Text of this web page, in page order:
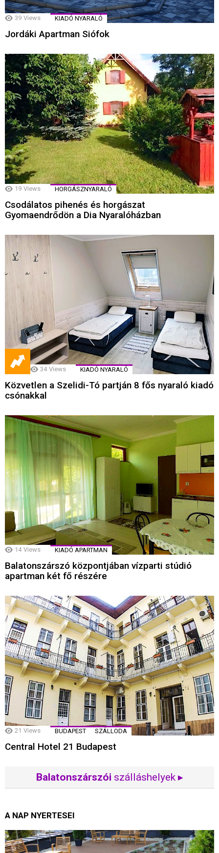
39 Views KIADÓ NYARALÓ
Jordáki Apartman Siófok
19 Views HORGÁSZNYARALÓ
Csodálatos pihenés és horgászat
Gyomaendrődön a Dia Nyaralóházban
34 Views KIADÓ NYARALÓ
Közvetlen a Szelidi-Tó partján 8 fős nyaraló kiadó
csónakkal
14 Views KIADÓ APARTMAN
Balatonszárszó központjában vízparti stúdió
apartman két fő részére
21 Views BUDAPEST SZÁLLODA
Central Hotel 21 Budapest
Balatonszárszói szálláshelyek ▸
A NAP NYERTESEI